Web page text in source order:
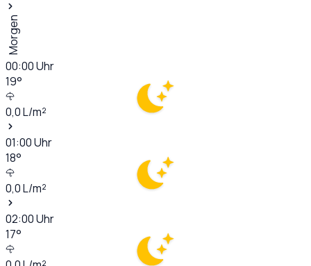
Morgen
00:00Uhr
19°
0,0L/m²
01:00Uhr
18°
0,0L/m²
02:00Uhr
17°